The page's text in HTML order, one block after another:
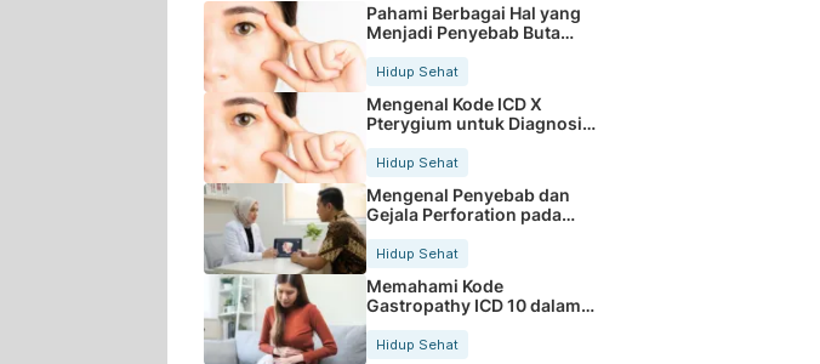
Pahami Berbagai Hal yang
Menjadi Penyebab Buta
Hidup Sehat
Mengenal Kode ICD X
Pterygium untuk Diagnosis
Hidup Sehat
Mengenal Penyebab dan
Gejala Perforation pada
Tubuh
Hidup Sehat
Memahami Kode
Gastropathy ICD 10 dalam
Rekam Medis Pasien
Hidup Sehat